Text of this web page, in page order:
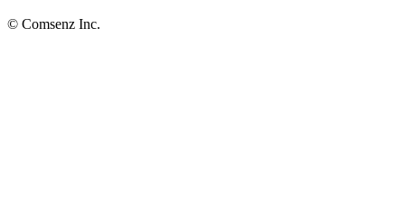
© Comsenz Inc.